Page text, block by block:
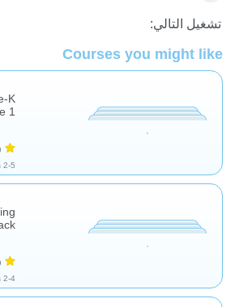
تشغيل التالي:
Courses you might like
K
1
5 |
4 |